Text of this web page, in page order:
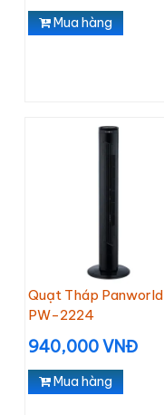
Mua hàng
Quạt Tháp Panworld
PW-2224
940,000 VNĐ
Mua hàng